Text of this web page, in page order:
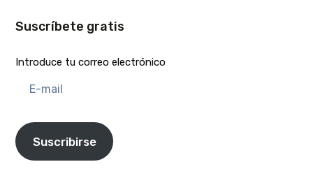
Suscríbete gratis
Introduce tu correo electrónico
mail
Suscribirse